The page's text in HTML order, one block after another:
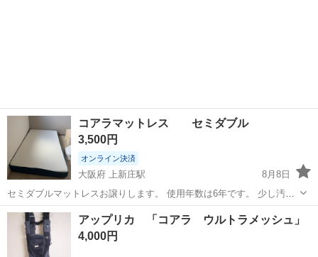
コアラマットレス セミダブル
3,500円
オンライン決済
大阪府 上新庄駅
8月8日
セミダブルマットレスお譲りします。 使用年数は6年です。 少し汚れ
はありますが、基本的に敷きパットを2枚のせていたので概ねきれいで
す。
大阪 大阪市 上新庄駅 寝具 コアラ
アップリカ 「コアラ ウルトラメッシュ」
4,000円